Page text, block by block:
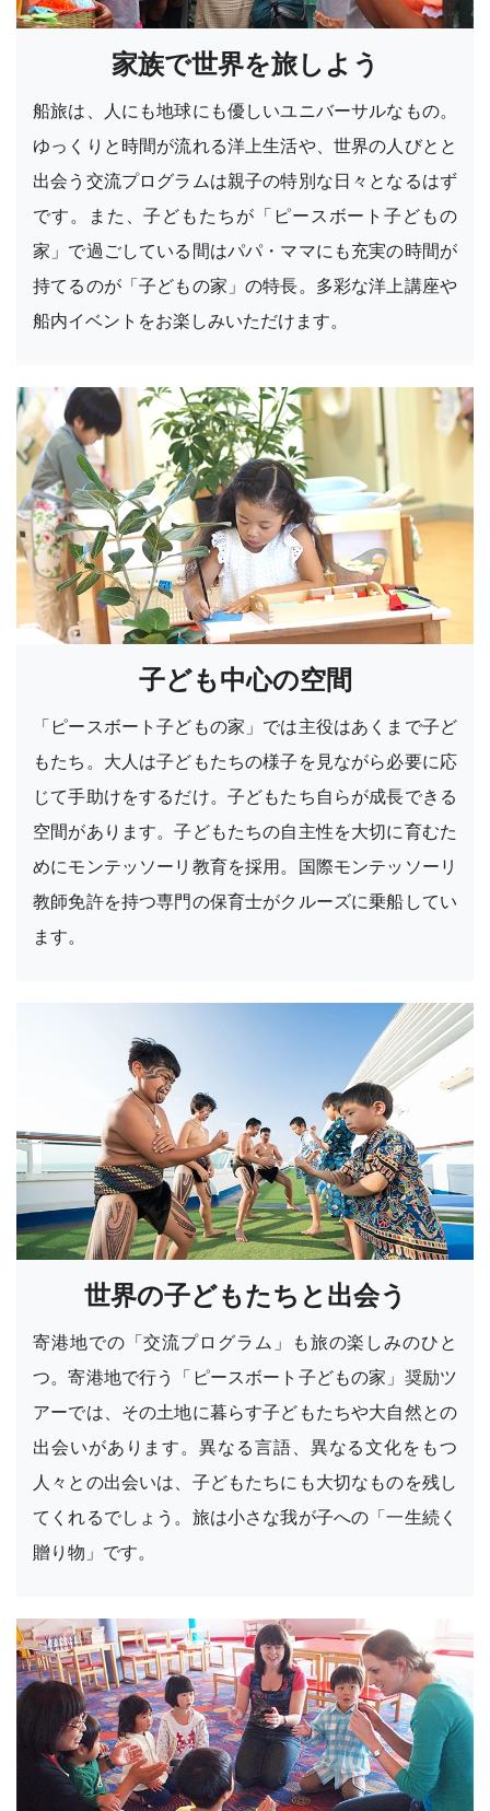
家族で世界を旅しよう
船旅は、人にも地球にも優しいユニバーサルなもの。
ゆっくりと時間が流れる洋上生活や、世界の人びとと
出会う交流プログラムは親子の特別な日々となるはず
です。また、子どもたちが「ピースボート子どもの
家」で過ごしている間はパパ・ママにも充実の時間が
持てるのが「子どもの家」の特長。多彩な洋上講座や
船内イベントをお楽しみいただけます。
子ども中心の空間
「ピースボート子どもの家」では主役はあくまで子ど
もたち。大人は子どもたちの様子を見ながら必要に応
じて手助けをするだけ。子どもたち自らが成長できる
空間があります。子どもたちの自主性を大切に育むた
めにモンテッソーリ教育を採用。国際モンテッソーリ
教師免許を持つ専門の保育士がクルーズに乗船してい
ます。
世界の子どもたちと出会う
寄港地での「交流プログラム」も旅の楽しみのひと
つ。寄港地で行う「ピースボート子どもの家」奨励ツ
アーでは、その土地に暮らす子どもたちや大自然との
出会いがあります。異なる言語、異なる文化をもつ
人々との出会いは、子どもたちにも大切なものを残し
てくれるでしょう。旅は小さな我が子への「一生続く
贈り物」です。